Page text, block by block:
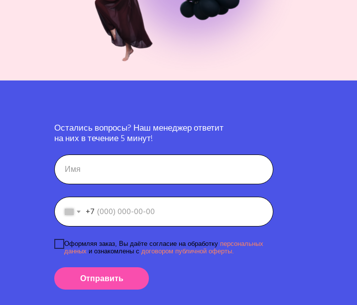
+7
Оформляя заказ, Вы даёте согласие на обработку персональных
данных и ознакомлены с договором публичной оферты.
Отправить
Остались вопросы? Наш менеджер ответит
на них в течение 5 минут!